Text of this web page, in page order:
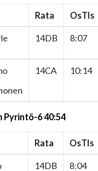
Rata OsTls
14DB 8:07
14CA 10:14
Pyrintö-6 40:54
Rata OsTls
14DB 8:04